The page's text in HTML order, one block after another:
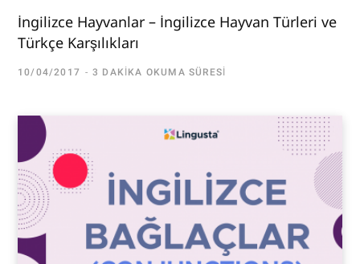
İngilizce Hayvanlar – İngilizce Hayvan Türleri ve
Türkçe Karşılıkları
10/04/2017 3 DAKIKA OKUMA SÜRESI